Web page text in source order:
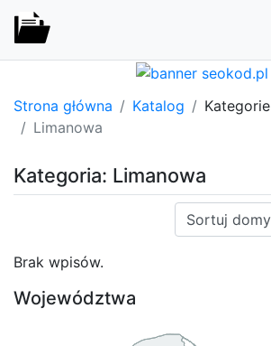
Strona główna Katalog Kategorie
Limanowa
Kategoria: Limanowa
Sortuj:
Brak wpisów.
Województwa